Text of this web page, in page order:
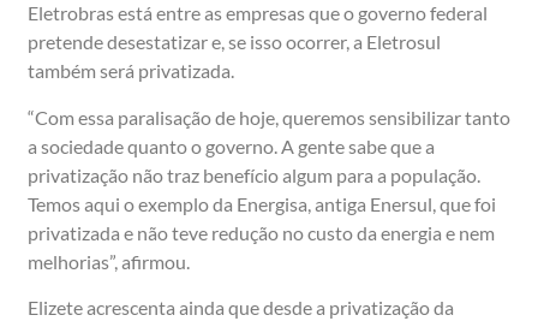
Eletrobras está entre as empresas que o governo federal
pretende desestatizar e, se isso ocorrer, a Eletrosul
também será privatizada.
“Com essa paralisação de hoje, queremos sensibilizar tanto
a sociedade quanto o governo. A gente sabe que a
privatização não traz benefício algum para a população.
Temos aqui o exemplo da Energisa, antiga Enersul, que foi
privatizada e não teve redução no custo da energia e nem
melhorias”, afirmou.
Elizete acrescenta ainda que desde a privatização da